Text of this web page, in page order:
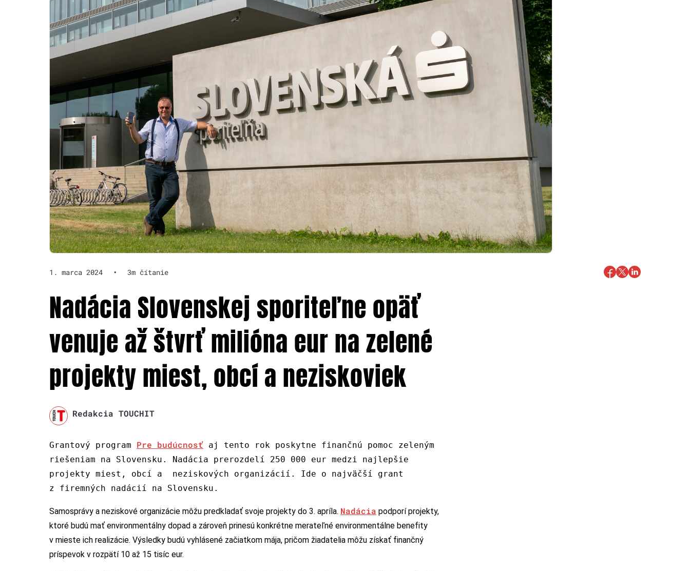
1. marca 2024 • 3m čítanie
Nadácia Slovenskej sporiteľne opäť
venuje až štvrť milióna eur na zelené
projekty miest, obcí a neziskoviek
Redakcia TOUCHIT
Grantový program Pre budúcnosť aj tento rok poskytne finančnú pomoc zeleným
riešeniam na Slovensku. Nadácia prerozdelí 250 000 eur medzi najlepšie
projekty miest, obcí a neziskových organizácií. Ide o najväčší grant
z firemných nadácií na Slovensku.
Samosprávy a neziskové organizácie môžu predkladať svoje projekty do 3. apríla. Nadácia podporí projekty,
ktoré budú mať environmentálny dopad a zároveň prinesú konkrétne merateľné environmentálne benefity
v mieste ich realizácie. Výsledky budú vyhlásené začiatkom mája, pričom žiadatelia môžu získať finančný
príspevok v rozpätí 10 až 15 tisíc eur.